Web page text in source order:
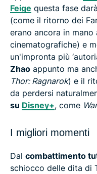
Feige questa fase
(come il ritorno dei
erano ancora in mano
cinematografiche) e
un'impronta più
Zhao appunto ma
Thor: Ragnarok) e il
da perdersi
su Disney+, come
I migliori momenti
Dal combattimento
schiocco delle dita di